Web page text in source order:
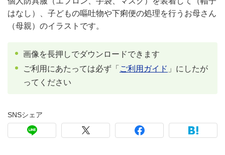
はなし）、子どもの嘔吐物や下痢便の処理を行うお母さん
（母親）のイラストです。
画像を長押しでダウンロードできます
ご利用にあたっては必ず「 ご利用ガイド 」にしたが
ってください
SNSシェア